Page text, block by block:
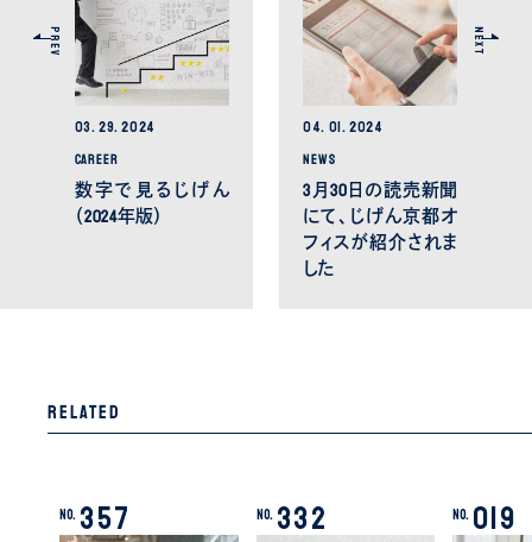
03. 29. 2024
PREV
CAREER
数字で見るじげん
（2024年版）
04. 01. 2024
NEXT
NEWS
3月30日の読売新聞
にて、じげん京都オ
フィスが紹介されま
した
Related
No. 357 No. 332 No. 019